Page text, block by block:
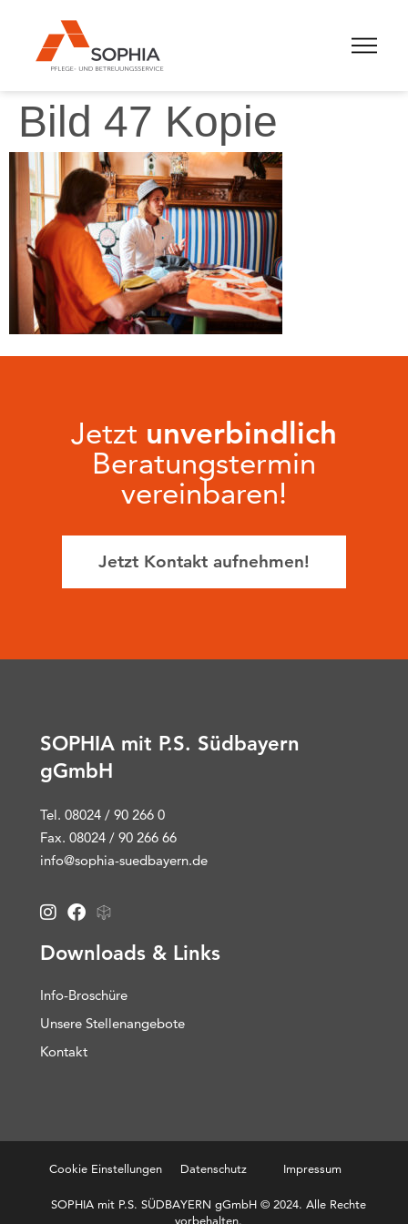
Bild 47 Kopie
Jetzt unverbindlich
Beratungstermin
vereinbaren!
Jetzt Kontakt aufnehmen!
SOPHIA mit P.S. Südbayern
gGmbH
Tel. 08024 / 90 266 0
Fax. 08024 / 90 266 66
info@sophia-suedbayern.de
Downloads & Links
Info-Broschüre
Unsere Stellenangebote
Kontakt
SOPHIA mit P.S. SÜDBAYERN gGmbH © 2024. Alle Rechte
vorbehalten.
Cookie Einstellungen Datenschutz Impressum